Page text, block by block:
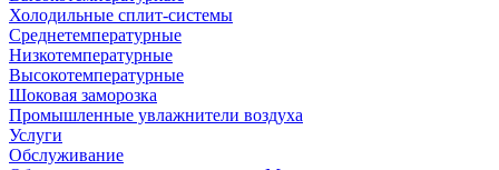
Холодильные сплит-системы
Среднетемпературные
Низкотемпературные
Высокотемпературные
Шоковая заморозка
Промышленные увлажнители воздуха
Услуги
Обслуживание